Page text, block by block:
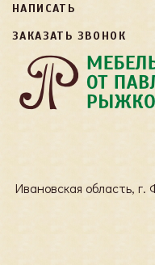
НАПИСАТЬ
ЗАКАЗАТЬ ЗВОНОК
Ивановская область, г.